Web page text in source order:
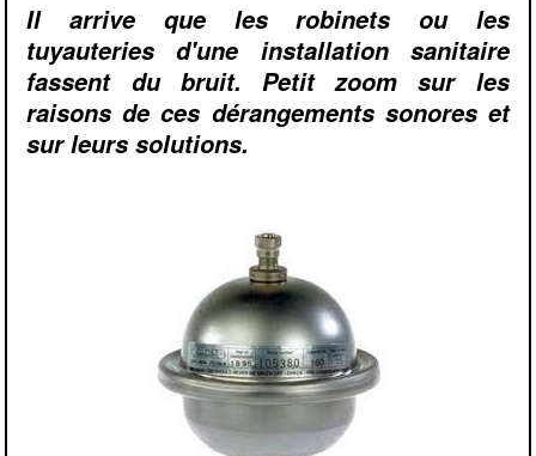
Il arrive que les robinets ou les
tuyauteries d'une installation sanitaire
fassent du bruit. Petit zoom sur les
raisons de ces dérangements sonores et
sur leurs solutions.